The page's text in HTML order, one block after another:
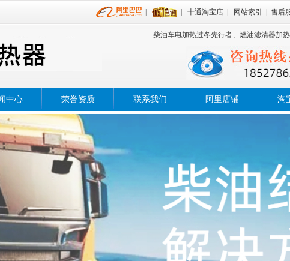
十通淘宝店 网站索引 售后
柴油车电加热过冬先行者、 燃油滤清器加热
中心 荣誉资质 联系我们 阿里店铺 淘